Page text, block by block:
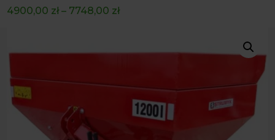
4900,00 zł– 7748,00 zł